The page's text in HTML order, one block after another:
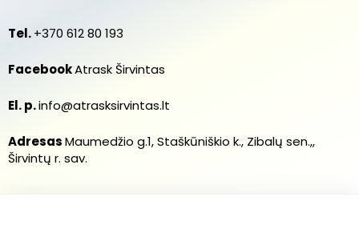
Tel.+370 612 80 193
FacebookAtrask Širvintas
El. p.info@atrasksirvintas.lt
AdresasMaumedžio g.1, Staškūniškio k., Zibalų sen.,,
Širvintų r. sav.